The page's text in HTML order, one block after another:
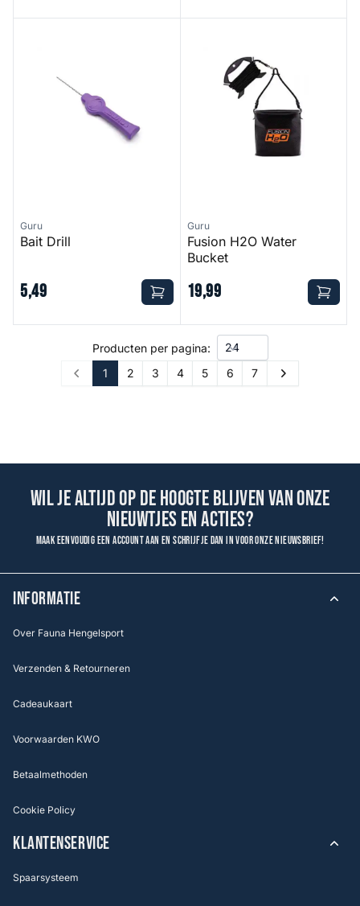
Guru
Bait Drill
5,49
Guru
Fusion H2O Water
Bucket
19,99
Producten per pagina:
Prev 1 2 3 4 5 6 7 Next
Wil je altijd op de hoogte blijven van onze
nieuwtjes en acties?
Maak eenvoudig een account aan en schrijf je dan in voor onze nieuwsbrief!
INFORMATIE
Over Fauna Hengelsport
Verzenden & Retourneren
Cadeaukaart
Voorwaarden KWO
Betaalmethoden
Cookie Policy
KLANTENSERVICE
Spaarsysteem